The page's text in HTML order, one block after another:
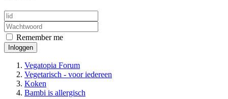
Remember me
Inloggen
Vegatopia Forum
Vegetarisch - voor iedereen
Koken
Bambi is allergisch